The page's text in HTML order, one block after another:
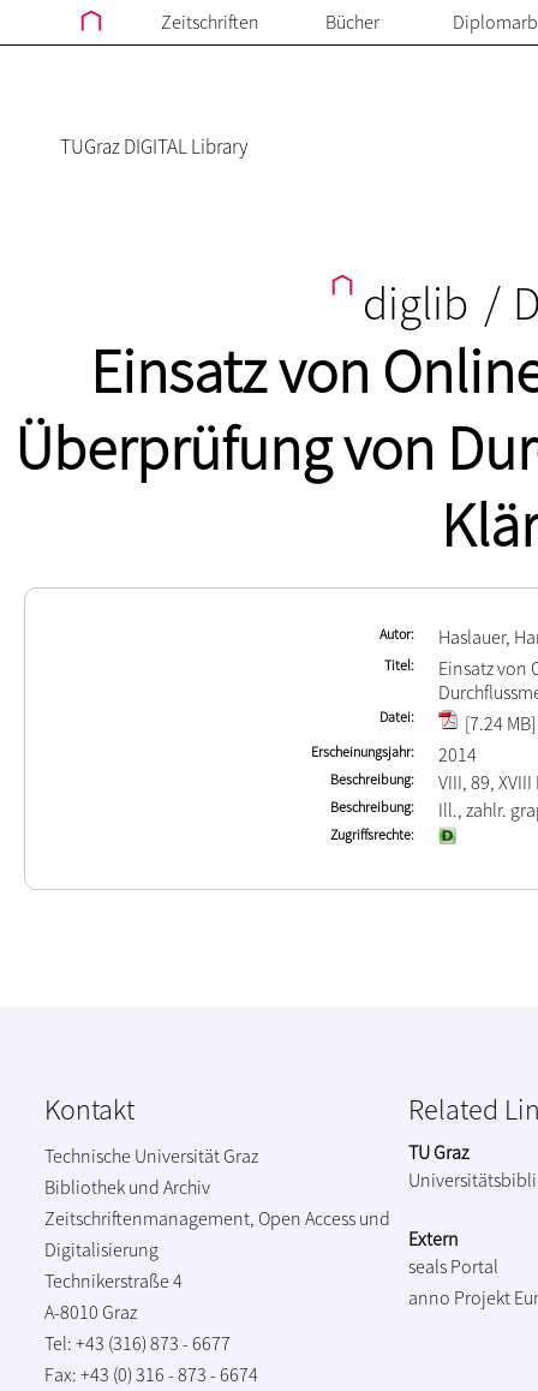
Zeitschriften Bücher
TUGraz DIGITAL Library
diglib /
Einsatz von
Überprüfung von
Autor Haslauer,
Titel
Einsatz von
Datei [7.24 MB]
Erscheinungsjahr 2014
Beschreibung VIII, 89, XVIII
Beschreibung Ill., zahlr.
Zugriffsrechte
Kontakt
Technische Universität Graz
Bibliothek und Archiv
Zeitschriftenmanagement, Open Access und
Digitalisierung
Technikerstraße 4
A-8010 Graz
Tel: +43 (316) 873 - 6677
Fax: +43 (0) 316 - 873 - 6674
Related
TU Graz
Extern
seals Portal
anno Projekt